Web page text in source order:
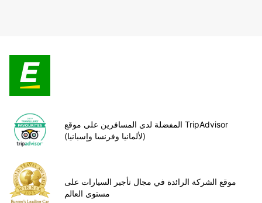
المفضلة لدى المسافرين على موقع TripAdvisor
(لألمانيا وفرنسا وإسبانيا)
موقع الشركة الرائدة في مجال تأجير السيارات على
مستوى العالم